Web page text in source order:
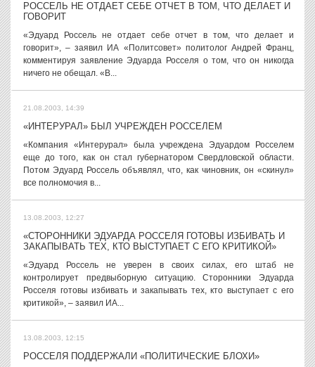
РОССЕЛЬ НЕ ОТДАЕТ СЕБЕ ОТЧЕТ В ТОМ, ЧТО ДЕЛАЕТ И
ГОВОРИТ
«Эдуард Россель не отдает себе отчет в том, что делает и
говорит», – заявил ИА «Политсовет» политолог Андрей Франц,
комментируя заявление Эдуарда Росселя о том, что он никогда
ничего не обещал. «В...
21.08.2003, 14:39
«ИНТЕРУРАЛ» БЫЛ УЧРЕЖДЕН РОССЕЛЕМ
«Компания «Интерурал» была учреждена Эдуардом Росселем
еще до того, как он стал губернатором Свердловской области.
Потом Эдуард Россель объявлял, что, как чиновник, он «скинул»
все полномочия в...
13.08.2003, 12:27
«СТОРОННИКИ ЭДУАРДА РОССЕЛЯ ГОТОВЫ ИЗБИВАТЬ И
ЗАКАПЫВАТЬ ТЕХ, КТО ВЫСТУПАЕТ С ЕГО КРИТИКОЙ»
«Эдуард Россель не уверен в своих силах, его штаб не
контролирует предвыборную ситуацию. Сторонники Эдуарда
Росселя готовы избивать и закапывать тех, кто выступает с его
критикой», – заявил ИА...
13.08.2003, 12:15
РОССЕЛЯ ПОДДЕРЖАЛИ «ПОЛИТИЧЕСКИЕ БЛОХИ»